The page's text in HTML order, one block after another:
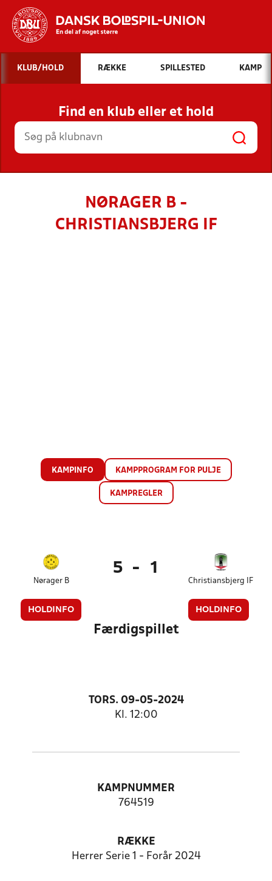
Hvad vil du søge efter?
INDHOLD OG NYHEDER
STILLINGER, RESULTATER, KLUBBER OG
HOLD
KLUB/HOLD RÆKKE SPILLESTED KAMP
Find en klub eller et hold
NØRAGER B -
CHRISTIANSBJERG IF
KAMPINFO KAMPPROGRAM FOR PULJE
KAMPREGLER
Nørager B
HOLDINFO
5 - 1
Christiansbjerg IF
HOLDINFO
Færdigspillet
TORS. 09-05-2024
Kl. 12:00
KAMPNUMMER
764519
RÆKKE
Herrer Serie 1 - Forår 2024